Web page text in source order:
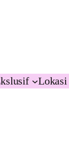
Lokasi